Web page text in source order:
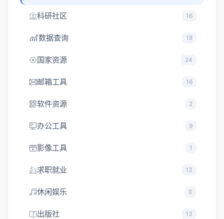
科研社区 16
数据查询 18
国家资源 24
邮箱工具 16
软件资源 2
办公工具 9
影像工具 1
求职就业 13
休闲娱乐 0
出版社 13